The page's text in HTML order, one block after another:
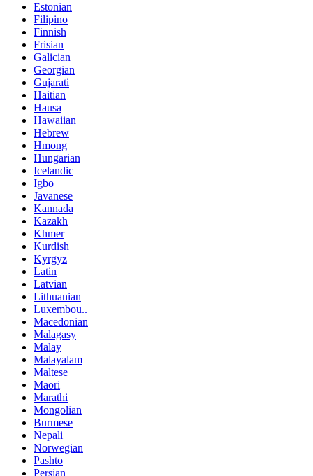
Estonian
Filipino
Finnish
Frisian
Galician
Georgian
Gujarati
Haitian
Hausa
Hawaiian
Hebrew
Hmong
Hungarian
Icelandic
Igbo
Javanese
Kannada
Kazakh
Khmer
Kurdish
Kyrgyz
Latin
Latvian
Lithuanian
Luxembou..
Macedonian
Malagasy
Malay
Malayalam
Maltese
Maori
Marathi
Mongolian
Burmese
Nepali
Norwegian
Pashto
Persian